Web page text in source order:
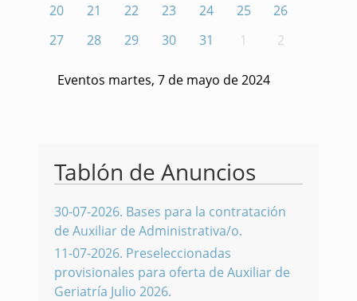
20
21 22 23 24 25
26
27
28 29 30 31 1 2
Eventos martes, 7 de mayo de 2024
Tablón de Anuncios
30-07-2026. Bases para la contratación
de Auxiliar de Administrativa/o.
11-07-2026. Preseleccionadas
provisionales para oferta de Auxiliar de
Geriatría Julio 2026.